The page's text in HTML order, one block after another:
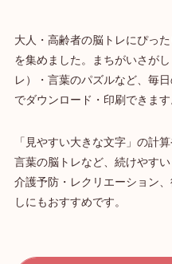
大人・高齢者の脳トレにぴっ
を集めました。まちがいさが
レ）・言葉のパズルなど、毎
でダウンロード・印刷できます
「見やすい大きな文字」の計
言葉の脳トレなど、続けやす
介護予防・レクリエーション
しにもおすすめです。